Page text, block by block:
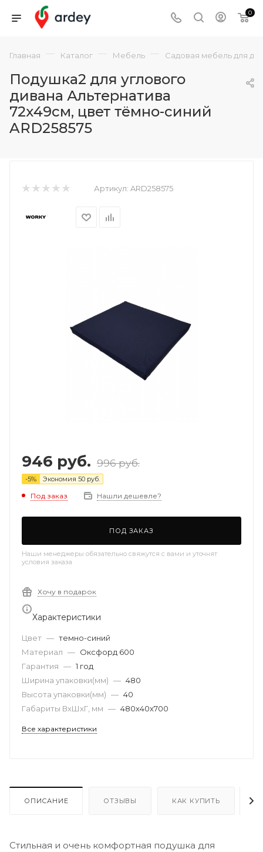
0
Главная — Каталог — Мебель — Садовая мебель для
Подушка2 для углового
дивана Альтернатива
72х49см, цвет тёмно-синий
ARD258575
Артикул: ARD258575
946 руб. 996руб.
-5% Экономия 50 руб.
Под заказ Нашли дешевле?
ПОД ЗАКАЗ
Наши менеджеры обязательно свяжутся с вами и уточнят
условия заказа
Хочу в подарок
Характеристики
Цвет — темно-синий
Материал — Оксфорд 600
Гарантия — 1 год
Ширина упаковки(мм) — 480
Высота упаковки(мм) — 40
Габариты ВхШхГ, мм — 480х40х700
Все характеристики
ОПИСАНИЕ ОТЗЫВЫ КАК КУПИТЬ
Стильная и очень комфортная подушка для